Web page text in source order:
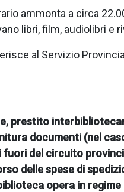
ammonta a circa
libri, film, audiolibri e
al Servizio
prestito
documenti (nel
fuori del circuito
delle spese di
opera in